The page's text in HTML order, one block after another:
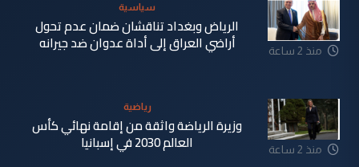
منذ 2 ساعة
سياسية
الرياض وبغداد تناقشان ضمان عدم تحول
أراضي العراق إلى أداة عدوان ضد جيرانه
منذ 2 ساعة
رياضية
وزيرة الرياضة واثقة من إقامة نهائي كأس
العالم 2030 في إسبانيا